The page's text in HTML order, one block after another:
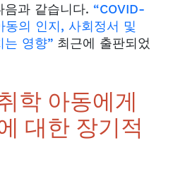
과 같습니다. “COVID-
의 인지, 사회정서 및
는 영향” 최근에 출판되었
학 아동에게
대한 장기적